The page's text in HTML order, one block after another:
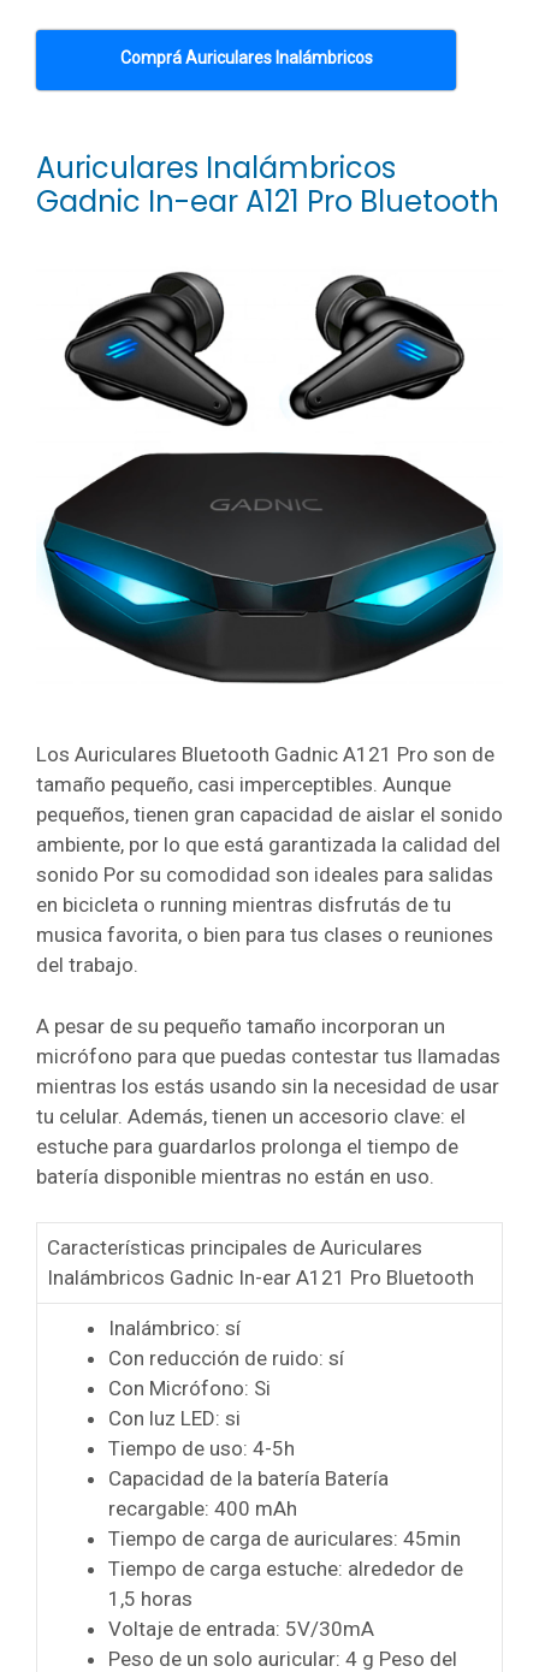
Comprá Auriculares Inalámbricos
Auriculares Inalámbricos
Gadnic In-ear A121 Pro Bluetooth
Los Auriculares Bluetooth Gadnic A121 Pro son de
tamaño pequeño, casi imperceptibles. Aunque
pequeños, tienen gran capacidad de aislar el sonido
ambiente, por lo que está garantizada la calidad del
sonido Por su comodidad son ideales para salidas
en bicicleta o running mientras disfrutás de tu
musica favorita, o bien para tus clases o reuniones
del trabajo.
A pesar de su pequeño tamaño incorporan un
micrófono para que puedas contestar tus llamadas
mientras los estás usando sin la necesidad de usar
tu celular. Además, tienen un accesorio clave: el
estuche para guardarlos prolonga el tiempo de
batería disponible mientras no están en uso.
Características principales de Auriculares
Inalámbricos Gadnic In-ear A121 Pro Bluetooth
Inalámbrico: sí
Con reducción de ruido: sí
Con Micrófono: Si
Con luz LED: si
Tiempo de uso: 4-5h
Capacidad de la batería Batería
recargable: 400 mAh
Tiempo de carga de auriculares: 45min
Tiempo de carga estuche: alrededor de
1,5 horas
Voltaje de entrada: 5V/30mA
Peso de un solo auricular: 4 g Peso del